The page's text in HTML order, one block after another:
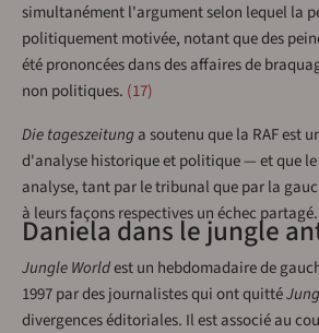
simultanément l'argument selon lequel la
politiquement motivée, notant que des
été prononcées dans des affaires de
non politiques. 17
Die tageszeitunga soutenu que la RAF est
d'analyse historique et politique — et que le
analyse, tant par le tribunal que par la
à leurs façons respectives un échec partagé.
Daniela dans le jungle
Jungle Worldest un hebdomadaire de
1997 par des journalistes qui ont quitté
divergences éditoriales. Il est associé au